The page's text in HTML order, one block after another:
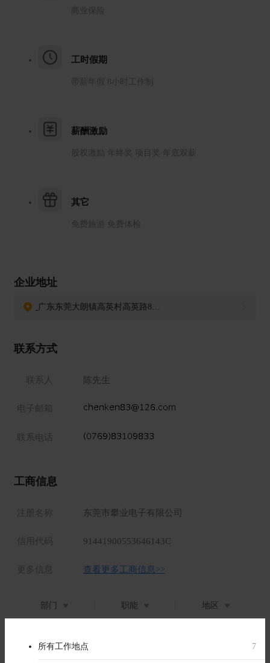
商业保险
工时假期
带薪年假 8小时工作制
薪酬激励
股权激励 年终奖 项目奖 年底双薪
其它
免费旅游 免费体检
企业地址
广东东莞大朗镇高英村高英路88号
联系方式
联系人 陈先生
电子邮箱
联系电话
工商信息
注册名称 东莞市攀业电子有限公司
信用代码 91441900553646143C
更多信息 查看更多工商信息>>
部门 职能 地区
所有部门 7
所有职位类别 7
所有工作地点 7
部门不限（1）